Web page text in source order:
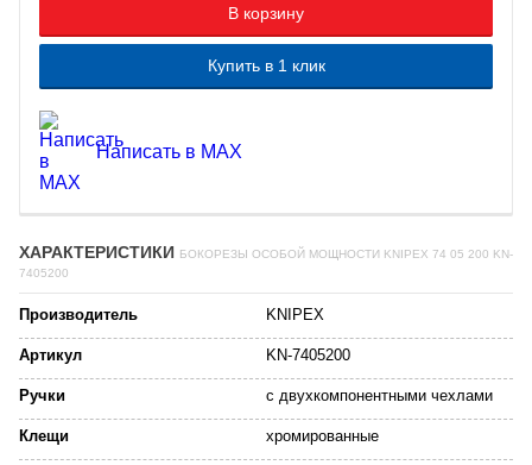
В корзину
Купить в 1 клик
Написать в MAX
ХАРАКТЕРИСТИКИ БОКОРЕЗЫ ОСОБОЙ МОЩНОСТИ KNIPEX 74 05 200 KN-
7405200
Производитель KNIPEX
Артикул KN-7405200
Ручки с двухкомпонентными чехлами
Клещи хромированные